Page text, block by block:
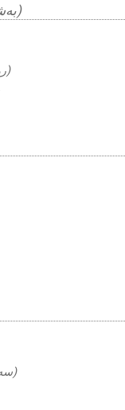
(بەشەکانی جەستە)
(روخسار/ سەکوت/ سییما)
(سەوزەوات / سەوزەمەنی)